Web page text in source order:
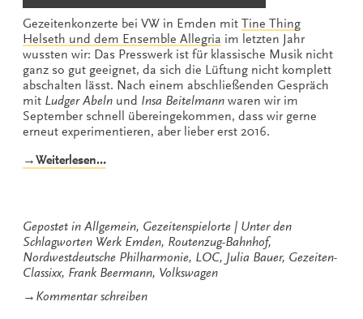
Gezeitenkonzerte bei VW in Emden mit Tine Thing
Helseth und dem Ensemble Allegria im letzten Jahr
wussten wir: Das Presswerk ist für klassische Musik nicht
ganz so gut geeignet, da sich die Lüftung nicht komplett
abschalten lässt. Nach einem abschließenden Gespräch
mit Ludger Abeln und Insa Beitelmann waren wir im
September schnell übereingekommen, dass wir gerne
erneut experimentieren, aber lieber erst 2016.
→Weiterlesen…„Routenzug-
Gepostet in Allgemein, Gezeitenspielorte
Unter den
Schlagworten Werk Emden, Routenzug-Bahnhof,
Nordwestdeutsche Philharmonie, LOC, Julia Bauer, Gezeiten-
Classixx, Frank Beermann, Volkswagen
→ Kommentar schreibenzu